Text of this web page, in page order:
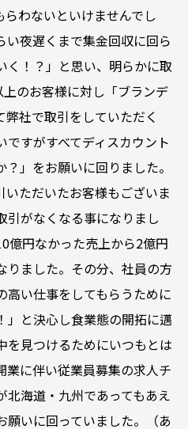
わないといけませんでし
い夜遅くまで集金回収に回ら
く！？」と思い、明らかに取
のお客様に対し「ブランデ
社で取引をしていただく
すがすべてディスカウント
」をお願いに回りました。
ただいたお客様もございま
引がなくなる事になりまし
億円なかった売上から2億円
りました。その分、社員の方
高い仕事をしてもらうために
」と決心し食業態の開拓に邁
を見つけるためにいつもとは
業に伴い従業員募集の求人チ
北海道・九州であってもあえ
願いに回っていました。（あ